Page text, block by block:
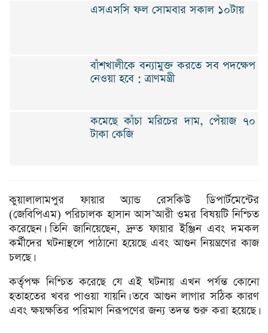
এসএসসি ফল সোমবার সকাল ১০টায়
বাঁশখালীকে বন্যামুক্ত করতে সব পদক্ষেপ
নেওয়া হবে : ত্রাণমন্ত্রী
কমেছে কাঁচা মরিচের দাম, পেঁয়াজ ৭০
টাকা কেজি
কুয়ালালামপুর ফায়ার অ্যান্ড রেসকিউ ডিপার্টমেন্টের
(জেবিপিএম) পরিচালক হাসান আস’আরী ওমর বিষয়টি নিশ্চিত
করেছেন। তিনি জানিয়েছেন, দ্রুত ফায়ার ইঞ্জিন এবং দমকল
কর্মীদের ঘটনাস্থলে পাঠানো হয়েছে এবং আগুন নিয়ন্ত্রণের কাজ
চলছে।
কর্তৃপক্ষ নিশ্চিত করেছে যে এই ঘটনায় এখন পর্যন্ত কোনো
হতাহতের খবর পাওয়া যায়নি। তবে আগুন লাগার সঠিক কারণ
এবং ক্ষয়ক্ষতির পরিমাণ নিরূপণের জন্য তদন্ত শুরু করা হয়েছে।